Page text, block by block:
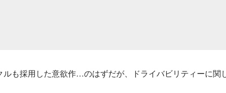
も採用した意欲作…のはずだが、ドライバビリティーに関